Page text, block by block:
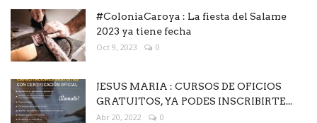
#ColoniaCaroya : La fiesta del Salame
2023 ya tiene fecha
Oct 9, 2023 0
JESUS MARIA : CURSOS DE OFICIOS
GRATUITOS, YA PODES INSCRIBIRTE...
Abr 20, 2022 0